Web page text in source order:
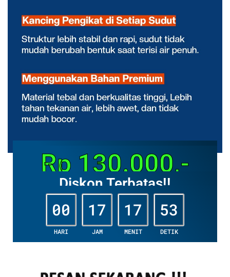
Rp 130.000,-
Diskon Terbatas!!
00
HARI
17
JAM
17
MENIT
51
DETIK